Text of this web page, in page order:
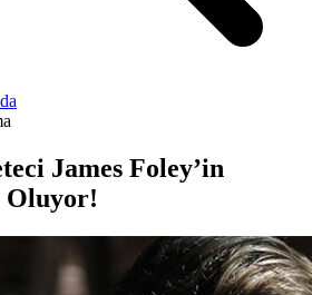
James Foley’in
Oluyor!